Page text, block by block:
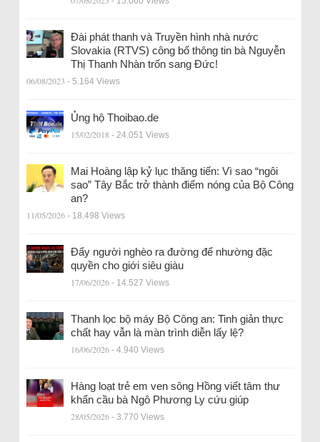
Đài phát thanh và Truyền hình nhà nước
Slovakia (RTVS) công bố thông tin bà Nguyễn
Thị Thanh Nhàn trốn sang Đức!
06/08/2023 - 5.164 Views
Ủng hộ Thoibao.de
15/02/2018 - 24.051 Views
Mai Hoàng lập kỷ lục thăng tiến: Vì sao “ngôi
sao” Tây Bắc trở thành điểm nóng của Bộ Công
an?
11/05/2026 - 18.498 Views
Đẩy người nghèo ra đường để nhường đặc
quyền cho giới siêu giàu
17/06/2026 - 14.527 Views
Thanh lọc bộ máy Bộ Công an: Tinh giản thực
chất hay vẫn là màn trình diễn lấy lệ?
16/06/2026 - 4.940 Views
Hàng loạt trẻ em ven sông Hồng viết tâm thư
khẩn cầu bà Ngô Phương Ly cứu giúp
28/05/2026 - 3.770 Views